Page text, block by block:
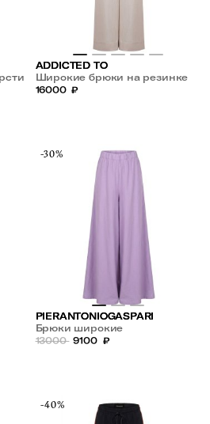
ADDICTED TO
Широкие брюки на резинке
16000 ₽
-30%
PIERANTONIOGASPARI
Брюки широкие
13000 9100 ₽
-40%